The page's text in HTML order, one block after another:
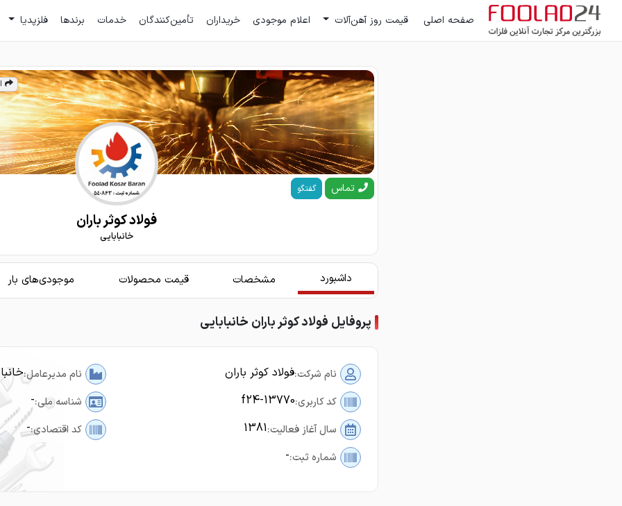
صفحه اصلی قیمت روز آهن‌آلات اعلام موجودی خریداران تأمین‌کنندگان خدمات برندها فلزپدیا
تماس گفتگو
فولاد کوثر باران
خانبابایی
داشبورد مشخصات قیمت محصولات موجودی‌های بار
پروفایل فولاد کوثر باران خانبابایی
نام شرکت:فولاد کوثر باران نام مدیرعامل:
کد کاربری:f24-13770 شناسه ملی:-
سال آغاز فعالیت:1381 کد اقتصادی:-
شماره ثبت:-